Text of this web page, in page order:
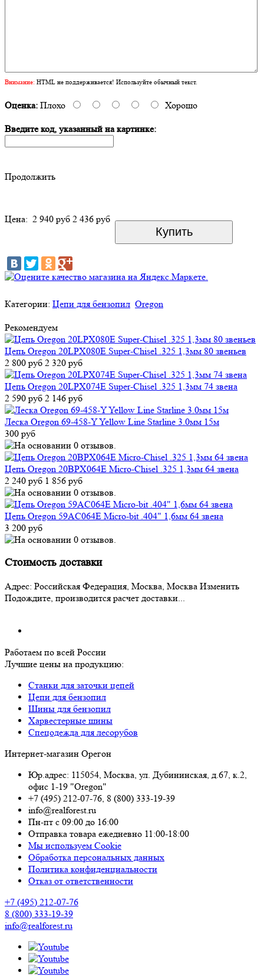
Внимание: HTML не поддерживается! Используйте обычный текст.
Оценка: Плохо Хорошо
Введите код, указанный на картинке:
Продолжить
Цена: 2 940 руб 2 436 руб
Категории: Цепи для бензопил Oregon
Рекомендуем
Цепь Oregon 20LPX080E Super-Chisel .325 1,3мм 80 звеньев
2 800 руб 2 320 руб
Цепь Oregon 20LPX074E Super-Chisel .325 1,3мм 74 звена
2 590 руб 2 146 руб
Леска Oregon 69-458-Y Yellow Line Starline 3.0мм 15м
300 руб
Цепь Oregon 20BPX064E Micro-Chisel .325 1,3мм 64 звена
2 240 руб 1 856 руб
Цепь Oregon 59AC064E Micro-bit .404" 1,6мм 64 звена
3 200 руб
Стоимость доставки
Адрес: Российская Федерация, Москва, Москва Изменить
Подождите, производится расчет доставки...
Работаем по всей России
Лучшие цены на продукцию:
Станки для заточки цепей
Цепи для бензопил
Шины для бензопил
Харвестерные шины
Спецодежда для лесорубов
Интернет-магазин Орегон
Юр.адрес: 115054, Москва, ул. Дубининская, д.67, к.2,
офис 1-19 "Oregon"
+7 (495) 212-07-76, 8 (800) 333-19-39
info@realforest.ru
Пн-пт с 09:00 до 16:00
Отправка товара ежедневно 11:00-18:00
Мы используем Cookie
Обработка персональных данных
Политика конфиденциальности
Отказ от ответственности
+7 (495) 212-07-76
8 (800) 333-19-39
info@realforest.ru